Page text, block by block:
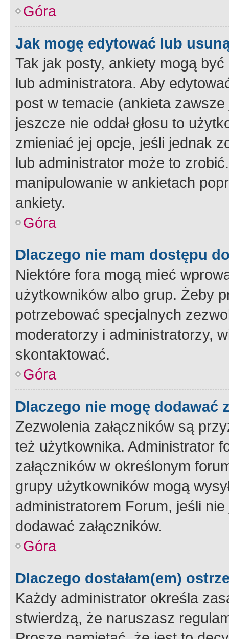
Góra
Jak mogę edytować lub
Tak jak posty, ankiety mogą
lub administratora. Aby
post w temacie (ankieta
jeszcze nie oddał głosu to
zmieniać jej opcje, jeśli jednak
lub administrator może to
manipulowanie w ankietach
ankiety.
Góra
Dlaczego nie mam dostępu
Niektóre fora mogą mieć
użytkowników albo grup. Żeby
potrzebować specjalnych
moderatorzy i administratorzy,
skontaktować.
Góra
Dlaczego nie mogę dodawać
Zezwolenia załączników są
też użytkownika. Administrator
załączników w określonym
grupy użytkowników mogą
administratorem Forum, jeśli
dodawać załączników.
Góra
Dlaczego dostałam(em)
Każdy administrator określa
stwierdzą, że naruszasz